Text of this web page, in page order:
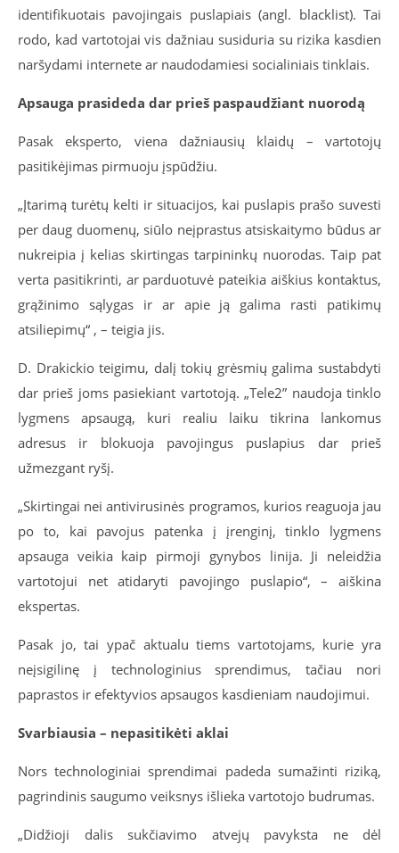
identifikuotais pavojingais puslapiais (angl. blacklist). Tai
rodo, kad vartotojai vis dažniau susiduria su rizika kasdien
naršydami internete ar naudodamiesi socialiniais tinklais.
Apsauga prasideda dar prieš paspaudžiant nuorodą
Pasak eksperto, viena dažniausių klaidų – vartotojų
pasitikėjimas pirmuoju įspūdžiu.
„Įtarimą turėtų kelti ir situacijos, kai puslapis prašo suvesti
per daug duomenų, siūlo neįprastus atsiskaitymo būdus ar
nukreipia į kelias skirtingas tarpininkų nuorodas. Taip pat
verta pasitikrinti, ar parduotuvė pateikia aiškius kontaktus,
grąžinimo sąlygas ir ar apie ją galima rasti patikimų
atsiliepimų“ , – teigia jis.
D. Drakickio teigimu, dalį tokių grėsmių galima sustabdyti
dar prieš joms pasiekiant vartotoją. „Tele2” naudoja tinklo
lygmens apsaugą, kuri realiu laiku tikrina lankomus
adresus ir blokuoja pavojingus puslapius dar prieš
užmezgant ryšį.
„Skirtingai nei antivirusinės programos, kurios reaguoja jau
po to, kai pavojus patenka į įrenginį, tinklo lygmens
apsauga veikia kaip pirmoji gynybos linija. Ji neleidžia
vartotojui net atidaryti pavojingo puslapio“, – aiškina
ekspertas.
Pasak jo, tai ypač aktualu tiems vartotojams, kurie yra
neįsigilinę į technologinius sprendimus, tačiau nori
paprastos ir efektyvios apsaugos kasdieniam naudojimui.
Svarbiausia – nepasitikėti aklai
Nors technologiniai sprendimai padeda sumažinti riziką,
pagrindinis saugumo veiksnys išlieka vartotojo budrumas.
„Didžioji dalis sukčiavimo atvejų pavyksta ne dėl